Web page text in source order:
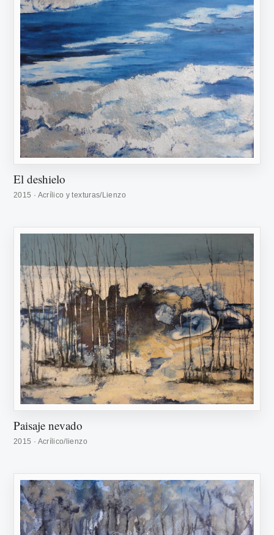
El deshielo
2015 · Acrílico y texturas/Lienzo
Paisaje nevado
2015 · Acrílico/lienzo